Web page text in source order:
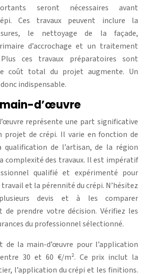
seront nécessaires avant
Ces travaux peuvent inclure la
le nettoyage de la façade,
d’accrochage et un traitement
ces travaux préparatoires sont
coût total du projet augmente. Un
indispensable.
d’œuvre
représente une part significative
projet de crépi. Il varie en fonction de
qualification de l’artisan, de la région
complexité des travaux. Il est impératif
qualifié et expérimenté pour
et la pérennité du crépi. N’hésitez
devis et à les comparer
prendre votre décision. Vérifiez les
du professionnel sélectionné.
de la main-d’œuvre pour l’application
30 et 60 €/m². Ce prix inclut la
l’application du crépi et les finitions.